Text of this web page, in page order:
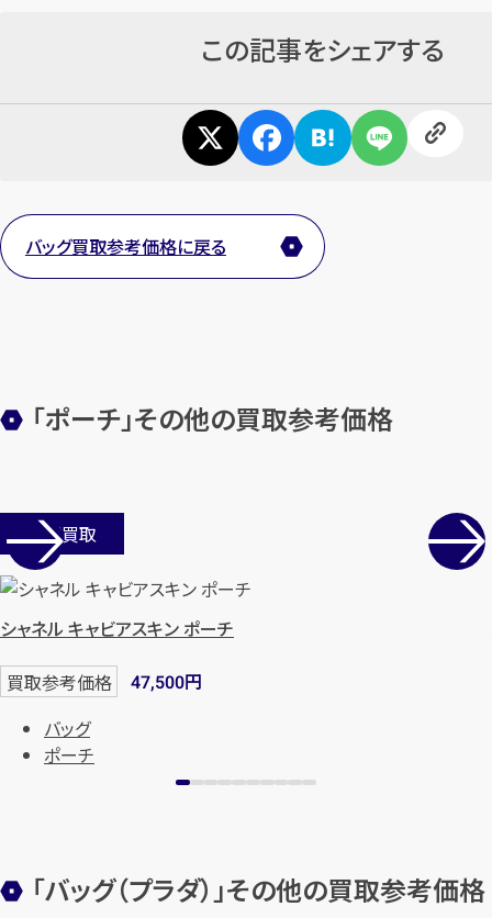
この記事をシェアする
バッグ買取参考価格に戻る
「ポーチ」その他の買取参考価格
店舗買取
シャネル キャビアスキン ポーチ
買取参考価格 47,500円
バッグ
ポーチ
「バッグ（プラダ）」その他の買取参考価格